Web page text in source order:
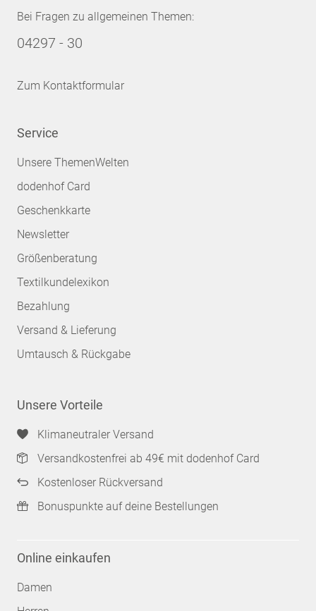
Bei Fragen zu allgemeinen Themen:
04297 - 30
Zum Kontaktformular
Service
Unsere ThemenWelten
dodenhof Card
Geschenkkarte
Newsletter
Größenberatung
Textilkundelexikon
Bezahlung
Versand & Lieferung
Umtausch & Rückgabe
Unsere Vorteile
Klimaneutraler Versand
Versandkostenfrei ab 49€ mit dodenhof Card
Kostenloser Rückversand
Bonuspunkte auf deine Bestellungen
Online einkaufen
Damen